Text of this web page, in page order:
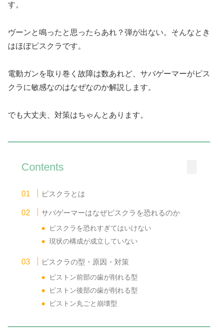
す。
ヴーンと鳴ったと思ったらあれ？弾が出ない。そんなとき
はほぼピスクラです。
電動ガンを取り巻く故障は数あれど、サバゲーマーがピス
クラに敏感なのはなぜなのか解説します。
でも大丈夫、対策はちゃんとあります。
Contents
ピスクラとは
サバゲーマーはなぜピスクラを恐れるのか
ピスクラを恐れすぎてはいけない
現状の構成が成立していない
ピスクラの型・原因・対策
ピストン前部の歯が削れる型
ピストン後部の歯が削れる型
ピストン丸ごと崩壊型